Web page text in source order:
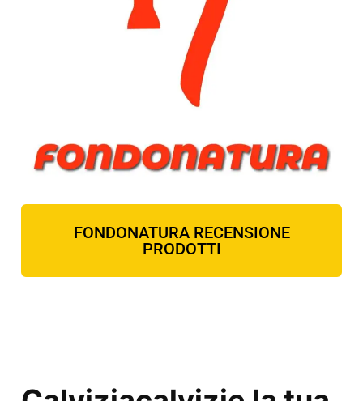
FONDONATURA RECENSIONE
PRODOTTI